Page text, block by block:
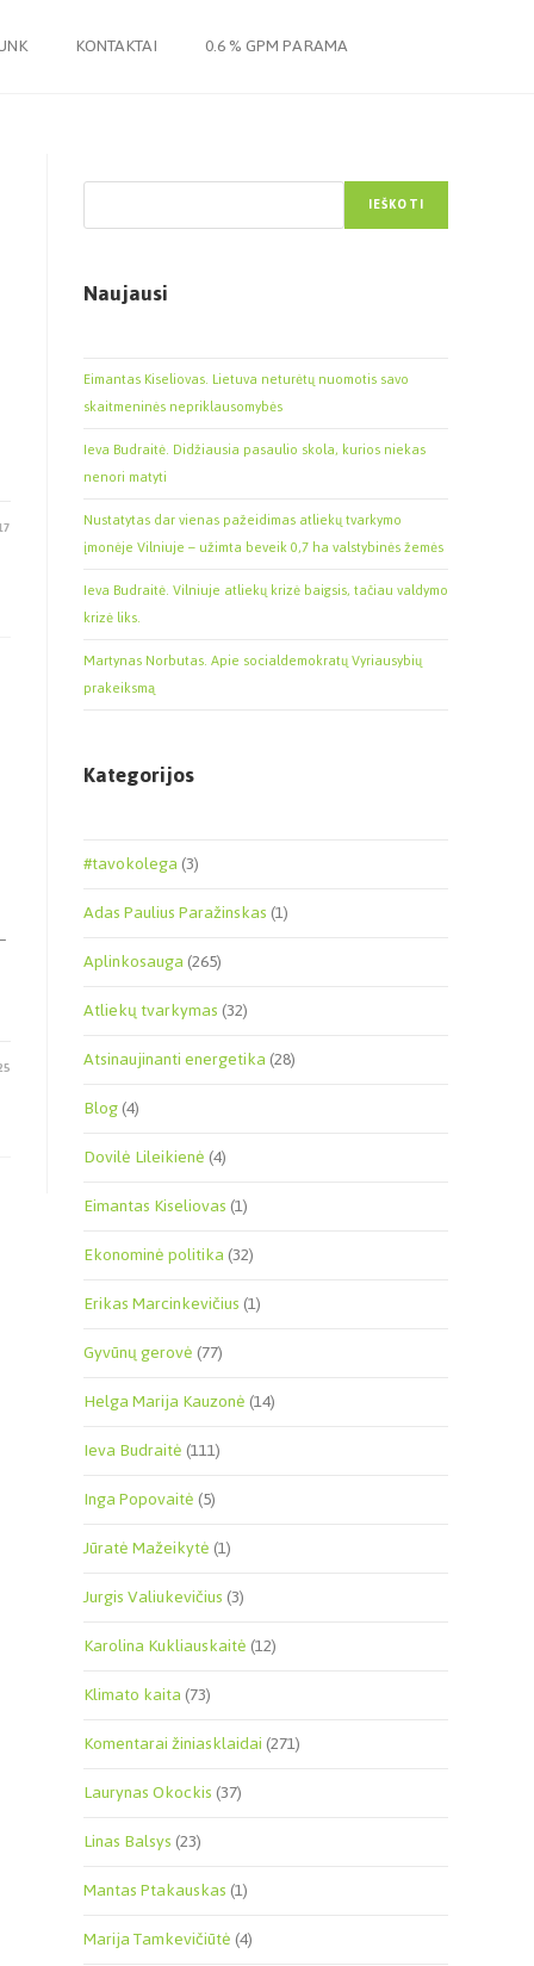
KONTAKTAI 0.6 % GPM PARAMA
IEŠKOTI
Naujausi
Eimantas Kiseliovas. Lietuva neturėtų nuomotis savo
skaitmeninės nepriklausomybės
Ieva Budraitė. Didžiausia pasaulio skola, kurios niekas
nenori matyti
Nustatytas dar vienas pažeidimas atliekų tvarkymo
įmonėje Vilniuje – užimta beveik 0,7 ha valstybinės žemės
Ieva Budraitė. Vilniuje atliekų krizė baigsis, tačiau valdymo
krizė liks.
Martynas Norbutas. Apie socialdemokratų Vyriausybių
prakeiksmą
Kategorijos
#tavokolega(3)
Adas Paulius Paražinskas(1)
Aplinkosauga(265)
Atliekų tvarkymas(32)
Atsinaujinanti energetika(28)
Blog(4)
Dovilė Lileikienė(4)
Eimantas Kiseliovas(1)
Ekonominė politika(32)
Erikas Marcinkevičius(1)
Gyvūnų gerovė(77)
Helga Marija Kauzonė(14)
Ieva Budraitė(111)
Inga Popovaitė(5)
Jūratė Mažeikytė(1)
Jurgis Valiukevičius(3)
Karolina Kukliauskaitė(12)
Klimato kaita(73)
Komentarai žiniasklaidai(271)
Laurynas Okockis(37)
Linas Balsys(23)
Mantas Ptakauskas(1)
Marija Tamkevičiūtė(4)